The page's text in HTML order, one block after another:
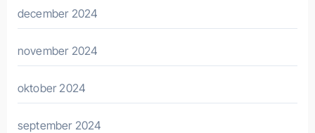
december 2024
november 2024
oktober 2024
september 2024